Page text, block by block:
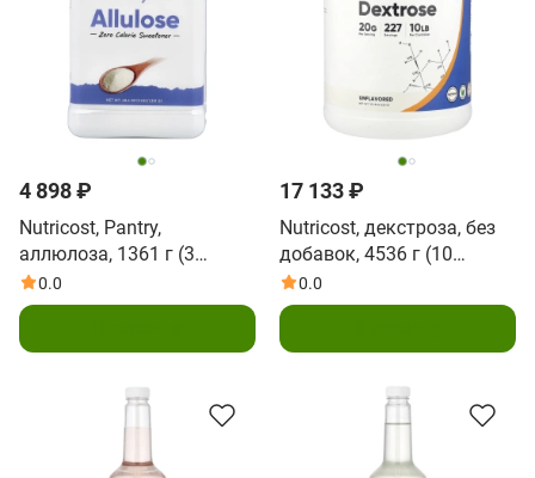
4 898 ₽
Nutricost, Pantry,
аллюлоза, 1361 г (3
фунта)
0.0
17 133 ₽
Nutricost, декстроза, без
добавок, 4536 г (10
фунтов)
0.0